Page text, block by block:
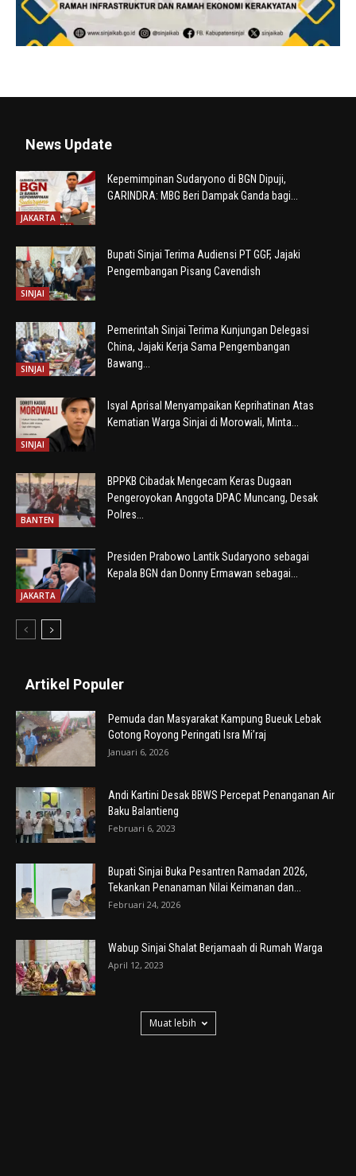
News Update
JAKARTA
Kepemimpinan Sudaryono di BGN Dipuji,
GARINDRA: MBG Beri Dampak Ganda bagi...
SINJAI
Bupati Sinjai Terima Audiensi PT GGF, Jajaki
Pengembangan Pisang Cavendish
SINJAI
Pemerintah Sinjai Terima Kunjungan Delegasi
China, Jajaki Kerja Sama Pengembangan
Bawang...
SINJAI
Isyal Aprisal Menyampaikan Keprihatinan Atas
Kematian Warga Sinjai di Morowali, Minta...
BANTEN
BPPKB Cibadak Mengecam Keras Dugaan
Pengeroyokan Anggota DPAC Muncang, Desak
Polres...
JAKARTA
Presiden Prabowo Lantik Sudaryono sebagai
Kepala BGN dan Donny Ermawan sebagai...
Artikel Populer
Pemuda dan Masyarakat Kampung Bueuk Lebak
Gotong Royong Peringati Isra Mi’raj
Januari 6, 2026
Andi Kartini Desak BBWS Percepat Penanganan Air
Baku Balantieng
Februari 6, 2023
Bupati Sinjai Buka Pesantren Ramadan 2026,
Tekankan Penanaman Nilai Keimanan dan...
Februari 24, 2026
Wabup Sinjai Shalat Berjamaah di Rumah Warga
April 12, 2023
Muat lebih